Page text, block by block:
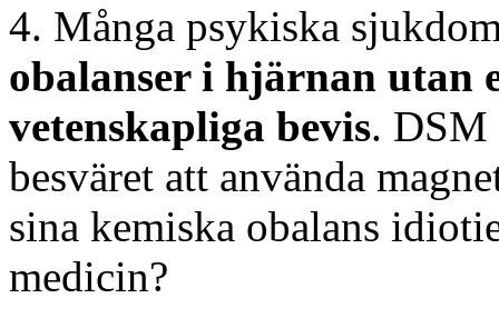
4. Många psykiska
obalanser i hjärnan utan
vetenskapliga bevis. DSM
besväret att använda
sina kemiska obalans
medicin?